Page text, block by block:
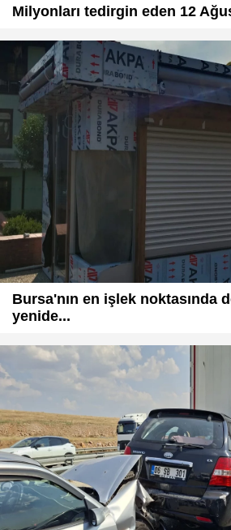
Milyonları tedirgin eden 12
Bursa'nın en işlek noktasında
yenide...